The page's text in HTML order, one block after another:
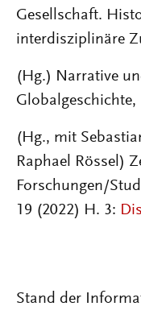
Gesellschaft.
interdisziplinäre
(Hg.) Narrative
Globalgeschichte,
(Hg., mit
Raphael Rössel)
Forschungen/
19 (2022) H. 3:
Stand der